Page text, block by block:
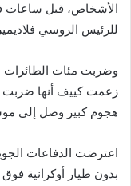
الأشخاص، قبل ساعات
للرئيس الروسي
وضربت مئات
زعمت كييف أنها ضربت
هجوم كبير وصل إلى
بدون طيار أوكرانية